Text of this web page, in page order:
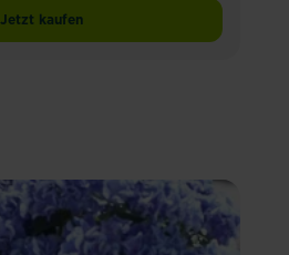
Jetzt kaufenSUBSTRAL® Langzeit Depotdünger